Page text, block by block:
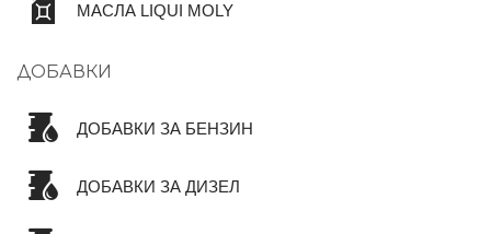
МАСЛА LIQUI MOLY
ДОБАВКИ
ДОБАВКИ ЗА БЕНЗИН
ДОБАВКИ ЗА ДИЗЕЛ